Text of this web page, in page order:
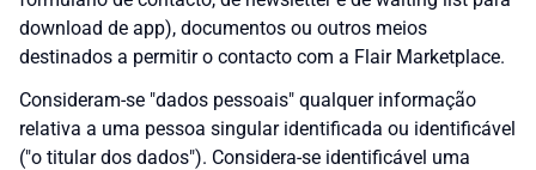
download de app), documentos ou outros meios
destinados a permitir o contacto com a Flair Marketplace.
Consideram-se "dados pessoais" qualquer informação
relativa a uma pessoa singular identificada ou identificável
("o titular dos dados"). Considera-se identificável uma